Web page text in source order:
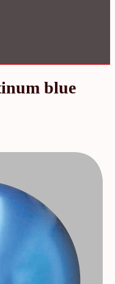
blue